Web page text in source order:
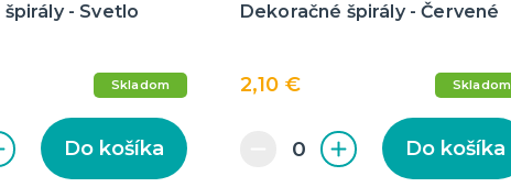
- Svetlo
Skladom
Do košíka
Dekoračné špirály - Červené
2,10 € Skladom
Do košíka